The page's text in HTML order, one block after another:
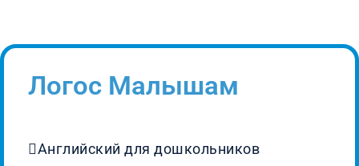
Логос Малышам
Английский для дошкольников